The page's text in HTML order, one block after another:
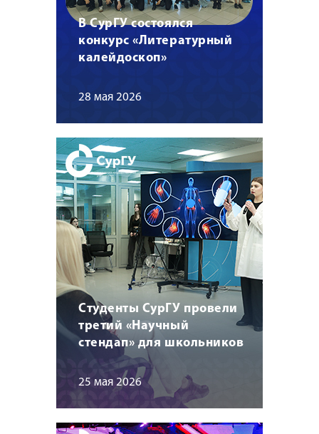
В СурГУ состоялся
конкурс «Литературный
калейдоскоп»
28 мая 2026
Студенты СурГУ провели
третий «Научный
стендап» для школьников
25 мая 2026